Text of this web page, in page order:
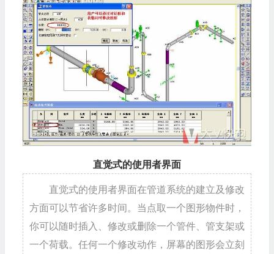
直觉式的使用者界面
直觉式的使用者界面在管道系统的建立及修改
方面可以节省许多时间。当点取一个图形物件时，
你可以随时插入、修改或删除一个管件、管支架或
一个荷载。任何一个修改动作，屏幕的图形会立刻